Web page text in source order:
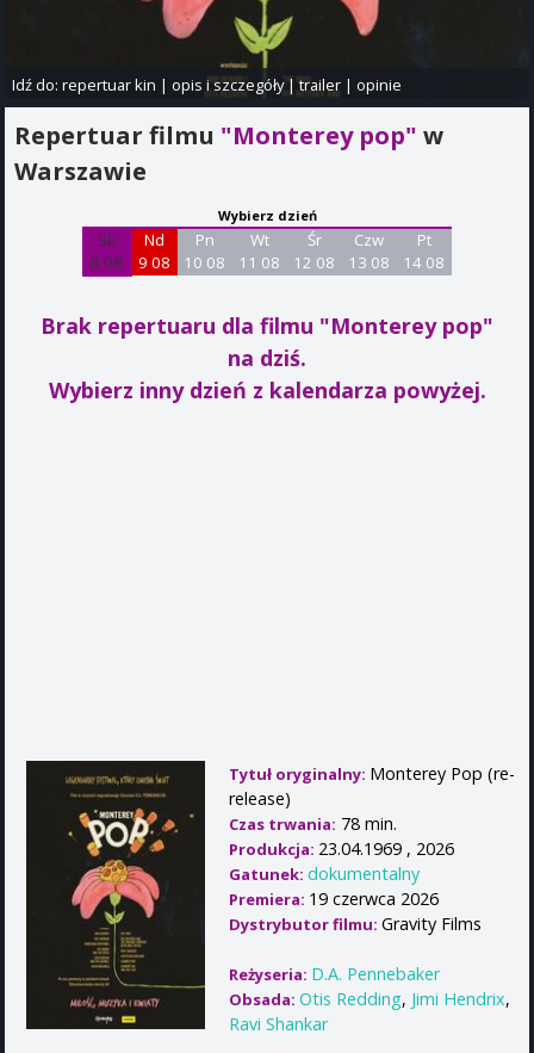
Idź do:repertuar kin |opis i szczegóły|trailer |opinie
Repertuar filmu "Monterey pop" w
Warszawie
Wybierz dzień
Sb
8 08
Nd
9 08
Pn
10 08
Wt
11 08
Śr
12 08
Czw
13 08
Pt
14 08
Brak repertuaru dla filmu "Monterey pop"
na dziś.
Wybierz inny dzień z kalendarza powyżej.
Tytuł oryginalny: Monterey Pop (re-
release)
Czas trwania: 78 min.
Produkcja: 23.04.1969 , 2026
Gatunek: dokumentalny
Premiera: 19 czerwca 2026
Dystrybutor filmu: Gravity Films
Reżyseria: D.A. Pennebaker
Obsada: Otis Redding, Jimi Hendrix,
Ravi Shankar